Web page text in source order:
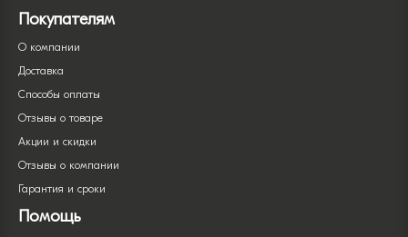
Покупателям
О компании
Доставка
Способы оплаты
Отзывы о товаре
Акции и скидки
Отзывы о компании
Гарантия и сроки
Помощь